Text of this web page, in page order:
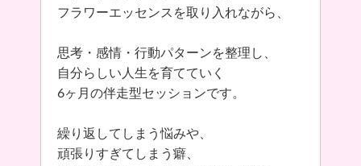
フラワーエッセンスを取り入れながら、
思考・感情・行動パターンを整理し、
自分らしい人生を育てていく
6ヶ月の伴走型セッションです。
繰り返してしまう悩みや、
頑張りすぎてしまう癖、